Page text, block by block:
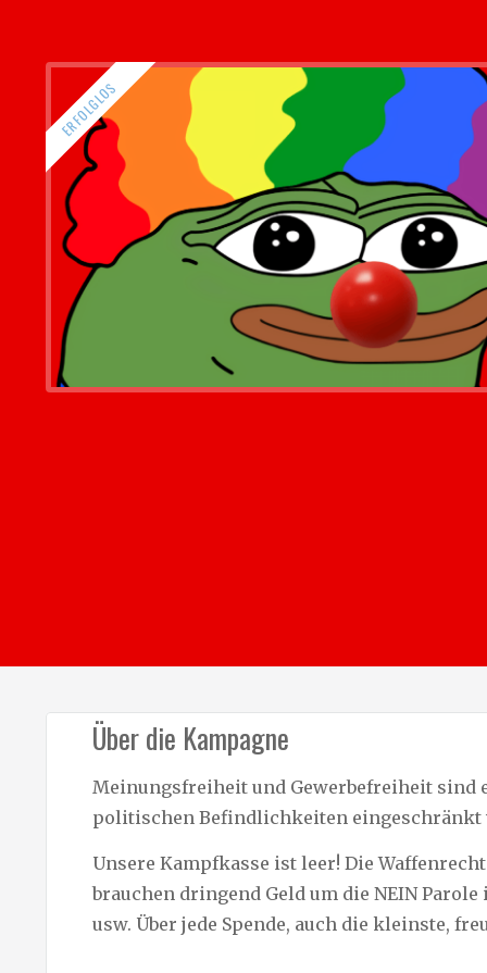
ERFOLGLOS
Über die Kampagne
Meinungsfreiheit und Gewerbefreiheit sind
politischen Befindlichkeiten eingeschränkt
Unsere Kampfkasse ist leer! Die
brauchen dringend Geld um die NEIN
usw. Über jede Spende, auch die kleinste,